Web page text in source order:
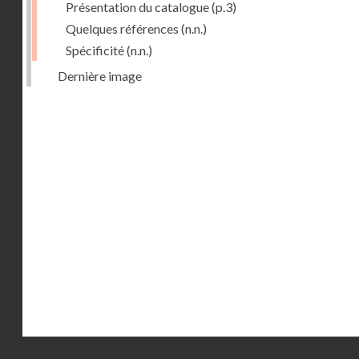
Présentation du catalogue(p.3)
Quelques références (n.n.)
Spécificité(n.n.)
Dernière image